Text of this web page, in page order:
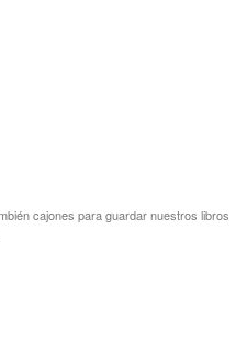
cajones para guardar nuestros libros